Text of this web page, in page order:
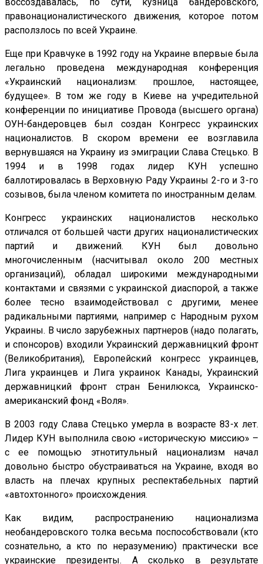
воссоздавалась, по сути, кузница бандеровского,
правонационалистического движения, которое потом
расползлось по всей Украине.
Еще при Кравчуке в 1992 году на Украине впервые была
легально проведена международная конференция
«Украинский национализм: прошлое, настоящее,
будущее». В том же году в Киеве на учредительной
конференции по инициативе Провода (высшего органа)
ОУН-бандеровцев был создан Конгресс украинских
националистов. В скором времени ее возглавила
вернувшаяся на Украину из эмиграции Слава Стецько. В
1994 и в 1998 годах лидер КУН успешно
баллотировалась в Верховную Раду Украины 2-го и 3-го
созывов, была членом комитета по иностранным делам.
Конгресс украинских националистов несколько
отличался от большей части других националистических
партий и движений. КУН был довольно
многочисленным (насчитывал около 200 местных
организаций), обладал широкими международными
контактами и связями с украинской диаспорой, а также
более тесно взаимодействовал с другими, менее
радикальными партиями, например с Народным рухом
Украины. В число зарубежных партнеров (надо полагать,
и спонсоров) входили Украинский державницкий фронт
(Великобритания), Европейский конгресс украинцев,
Лига украинцев и Лига украинок Канады, Украинский
державницкий фронт стран Бенилюкса, Украинско-
американский фонд «Воля».
В 2003 году Слава Стецько умерла в возрасте 83-х лет.
Лидер КУН выполнила свою «историческую миссию» –
с ее помощью этнотитульный национализм начал
довольно быстро обустраиваться на Украине, входя во
власть на плечах крупных респектабельных партий
«автохтонного» происхождения.
Как видим, распространению национализма
необандеровского толка весьма поспособствовали (кто
сознательно, а кто по неразумению) практически все
украинские президенты. А сколько в результате